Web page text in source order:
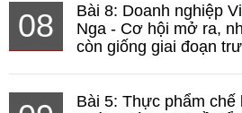
08
Bài 8: Doanh nghiệp
Nga - Cơ hội mở ra,
còn giống giai đoạn
Bài 5: Thực phẩm chế